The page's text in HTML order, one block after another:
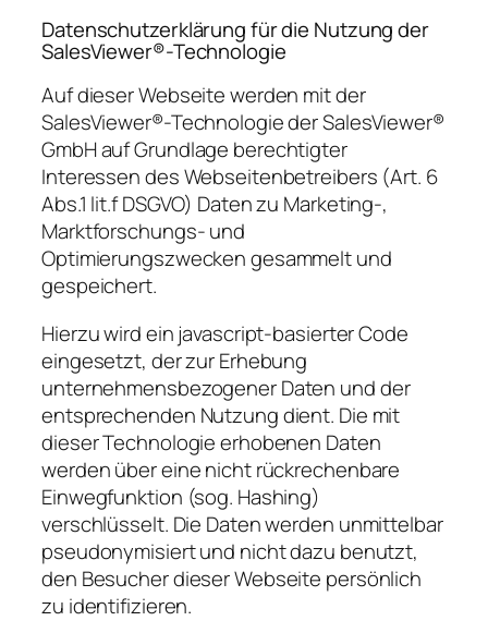
Datenschutzerklärung für die Nutzung der
SalesViewer®-Technologie
Auf dieser Webseite werden mit der
SalesViewer®-Technologie der SalesViewer®
GmbH auf Grundlage berechtigter
Interessen des Webseitenbetreibers (Art. 6
Abs.1 lit.f DSGVO) Daten zu Marketing-,
Marktforschungs- und
Optimierungszwecken gesammelt und
gespeichert.
Hierzu wird ein javascript-basierter Code
eingesetzt, der zur Erhebung
unternehmensbezogener Daten und der
entsprechenden Nutzung dient. Die mit
dieser Technologie erhobenen Daten
werden über eine nicht rückrechenbare
Einwegfunktion (sog. Hashing)
verschlüsselt. Die Daten werden unmittelbar
pseudonymisiert und nicht dazu benutzt,
den Besucher dieser Webseite persönlich
zu identifizieren.